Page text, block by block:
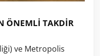
ÖNEMLİ TAKDİR
ve Metropolis